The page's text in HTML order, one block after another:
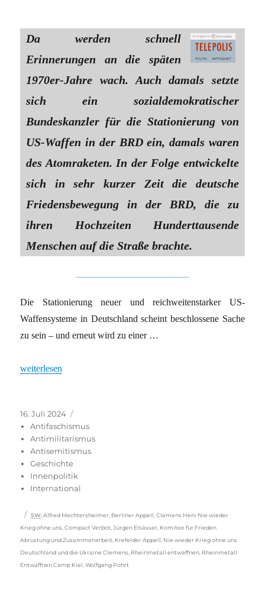
Da werden schnell
Erinnerungen an die späten
1970er-Jahre wach. Auch damals setzte
sich ein sozialdemokratischer
Bundeskanzler für die Stationierung von
US-Waffen in der BRD ein, damals waren
des Atomraketen. In der Folge entwickelte
sich in sehr kurzer Zeit die deutsche
Friedensbewegung in der BRD, die zu
ihren Hochzeiten Hunderttausende
Menschen auf die Straße brachte.
Die Stationierung neuer und reichweitenstarker US-
Waffensysteme in Deutschland scheint beschlossene Sache
zu sein – und erneut wird zu einer …
„Neue Waffen aus den USA – eine Chance für die
weiterlesen
Veröffentlicht
am
16. Juli 2024
Antifaschismus
Antimilitarismus
Antisemitismus
Geschichte
Innenpolitik
International
Schlagwörter
SW: Alfred Mechtersheimer Berliner Appell ,Clemens Heni Nie wieder
Krieg ohne uns ,Compact Verbot ,Jürgen Elsässer Komitee für Frieden
Abrüstung und Zusammenarbeit Krefelder Appell Nie wieder Krieg ohne uns
Deutschland und die Ukraine Clemens Rheinmetall entwaffnen Rheinmetall
Entwaffnen Camp Kiel ,Wolfgang Pohrt